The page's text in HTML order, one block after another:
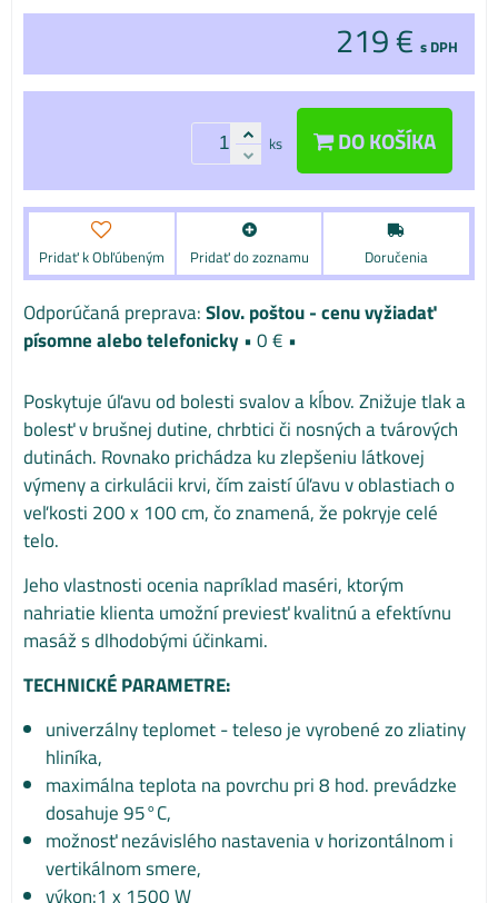
219 € s DPH
ks DO KOŠÍKA
Pridať k Obľúbeným Pridať do zoznamu Doručenia
Slov. poštou - cenu vyžiadať
písomne alebo telefonicky •0 € •
Poskytuje úľavu od bolesti svalov a kĺbov. Znižuje tlak a
bolesť v brušnej dutine, chrbtici či nosných a tvárových
dutinách. Rovnako prichádza ku zlepšeniu látkovej
výmeny a cirkulácii krvi, čím zaistí úľavu v oblastiach o
veľkosti 200 x 100 cm, čo znamená, že pokryje celé
telo.
Jeho vlastnosti ocenia napríklad maséri, ktorým
nahriatie klienta umožní previesť kvalitnú a efektívnu
masáž s dlhodobými účinkami.
TECHNICKÉ PARAMETRE:
univerzálny teplomet - teleso je vyrobené zo zliatiny
hliníka,
maximálna teplota na povrchu pri 8 hod. prevádzke
dosahuje 95°C,
možnosť nezávislého nastavenia v horizontálnom i
vertikálnom smere,
výkon:1 x 1500 W